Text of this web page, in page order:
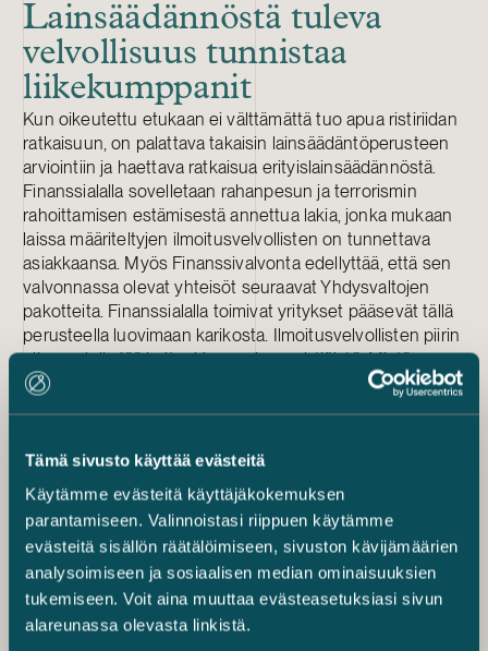
Tämä sivusto käyttää evästeitä
Käytämme evästeitä käyttäjäkokemuksen
parantamiseen. Valinnoistasi riippuen käytämme
evästeitä sisällön räätälöimiseen, sivuston kävijämäärien
analysoimiseen ja sosiaalisen median ominaisuuksien
tukemiseen. Voit aina muuttaa evästeasetuksiasi sivun
alareunassa olevasta linkistä.
Lainsäädännöstä tuleva
velvollisuus tunnistaa
liikekumppanit
Kun oikeutettu etukaan ei välttämättä tuo apua ristiriidan
ratkaisuun, on palattava takaisin lainsäädäntöperusteen
arviointiin ja haettava ratkaisua erityislainsäädännöstä.
Finanssialalla sovelletaan rahanpesun ja terrorismin
rahoittamisen estämisestä annettua lakia, jonka mukaan
laissa määriteltyjen ilmoitusvelvollisten on tunnettava
asiakkaansa. Myös Finanssivalvonta edellyttää, että sen
valvonnassa olevat yhteisöt seuraavat Yhdysvaltojen
pakotteita. Finanssialalla toimivat yritykset pääsevät tällä
perusteella luovimaan karikosta. Ilmoitusvelvollisten piirin
ulkopuolelle jää kuitenkin suuri osa yhtiöistä. Mistä
löydetään heille lainmukainen väylä?
Ratkaisua hakemassa
Muiden kuin ilmoitusvelvollisten osalta yksiselitteistä
vastausta ei tässä vaiheessa voida antaa, vaan
merikartan lukemista pitää jatkaa. Suositeltavaa onkin
käydä läpi toimialakohtainen erityissääntely ja etsiä
ratkaisua sieltä. Tilannetta kuitenkin helpottaisi selkeä
viranomaisohjeistus tai jopa lainsäädännön muutos.